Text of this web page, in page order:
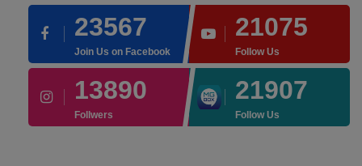
23567
Join Us on Facebook
21075
Follow Us
13890
Follwers
21907
Follow Us